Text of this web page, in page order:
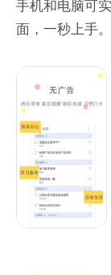
是很贴心。
7、数据统计：
嗯~进步后也
手机和电脑可
面，一秒上手。
高效能人士的
都可轻松记录
多重消息提醒
【工作办公 日
开会、整理资
工作到一半突